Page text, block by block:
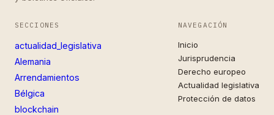
SECCIONES
actualidad_legislativa
Alemania
Arrendamientos
Bélgica
blockchain
NAVEGACIÓN
Inicio
Jurisprudencia
Derecho europeo
Actualidad legislativa
Protección de datos